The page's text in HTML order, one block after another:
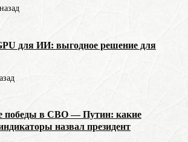
для ИИ: выгодное решение для
победы в СВО — Путин: какие
назвал президент